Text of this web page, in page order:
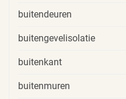
buitendeuren
buitengevelisolatie
buitenkant
buitenmuren